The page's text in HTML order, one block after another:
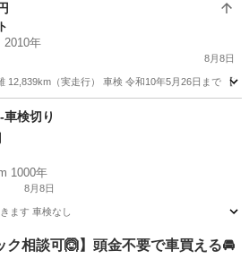
2010年
8月8日
12,839km（実走行） 車検 令和10年5月26日まで 【
ハイゼット
車検切り
1000年
8月8日
ます 車検なし
その他
ク相談可🙆】頭金不要で車買える🚘